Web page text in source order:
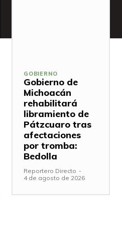
GOBIERNO
Gobierno de
Michoacán
rehabilitará
libramiento de
Pátzcuaro tras
afectaciones
por tromba:
Bedolla
Reportero Directo -
4 de agosto de 2026